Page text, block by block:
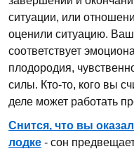
ситуации, или
оценили ситуацию.
соответствует
плодородия,
силы. Кто-то, кого вы
деле может работать
Снится, что вы
лодке - сон